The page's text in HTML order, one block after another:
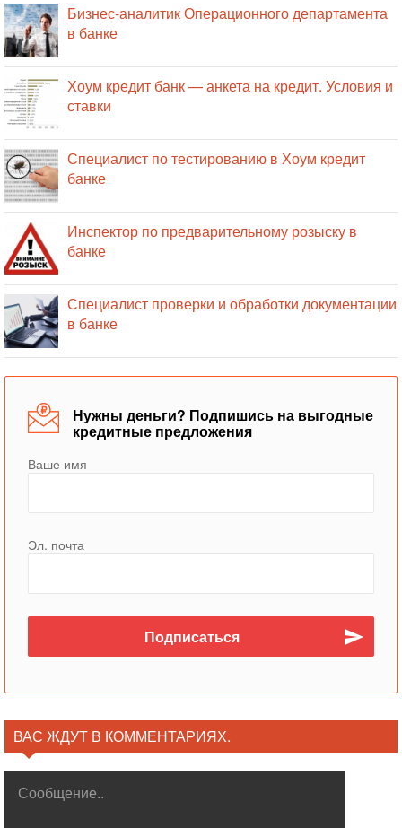
Бизнес-аналитик Операционного департамента
в банке
Хоум кредит банк — анкета на кредит. Условия и
ставки
Специалист по тестированию в Хоум кредит
банке
Инспектор по предварительному розыску в
банке
Специалист проверки и обработки документации
в банке
Нужны деньги? Подпишись на выгодные
кредитные предложения
Ваше имя
Эл. почта
ВАС ЖДУТ В КОММЕНТАРИЯХ.